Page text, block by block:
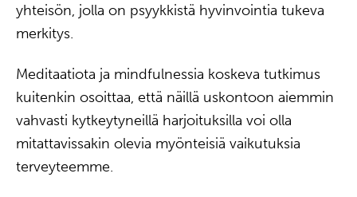
yhteisön, jolla on psyykkistä hyvinvointia tukeva
merkitys.
Meditaatiota ja mindfulnessia koskeva tutkimus
kuitenkin osoittaa, että näillä uskontoon aiemmin
vahvasti kytkeytyneillä harjoituksilla voi olla
mitattavissakin olevia myönteisiä vaikutuksia
terveyteemme.